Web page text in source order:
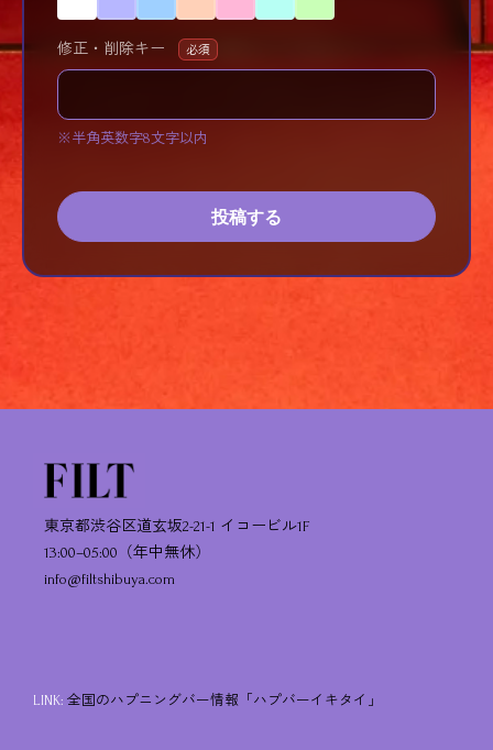
修正・削除キー 必須
※半角英数字8文字以内
投稿する
東京都渋谷区道玄坂2-21-1 イコービル1F
13:00–05:00（年中無休）
info@filtshibuya.com
LINK: 全国のハプニングバー情報「ハプバーイキタイ」